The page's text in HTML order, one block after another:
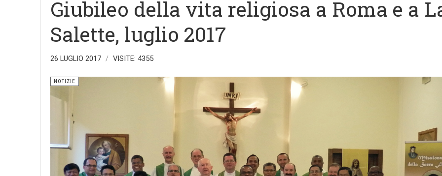
Giubileo della vita religiosa a Roma e a
Salette, luglio 2017
26 LUGLIO 2017 VISITE: 4355
NOTIZIE